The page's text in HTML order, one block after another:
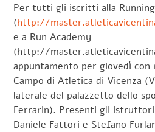
Per tutti gli iscritti alla
(http://
e a Run Academy
(http://
appuntamento per giovedì con
Campo di Atletica di Vicenza
laterale del palazzetto dello
Ferrarin). Presenti gli
Daniele Fattori e Stefano